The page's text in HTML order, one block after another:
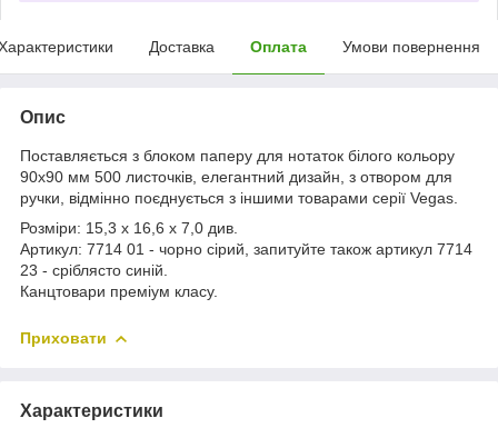
Доставка Оплата Умови повернення
Опис
Поставляється з блоком паперу для нотаток білого кольору
90х90 мм 500 листочків, елегантний дизайн, з отвором для
ручки, відмінно поєднується з іншими товарами серії Vegas.
Розміри: 15,3 х 16,6 х 7,0 див.
Артикул: 7714 01 - чорно сірий, запитуйте також артикул 7714
23 - сріблясто синій.
Канцтовари преміум класу.
Приховати
Характеристики